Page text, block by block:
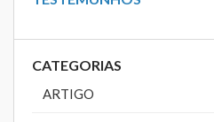
CATEGORIAS
ARTIGO